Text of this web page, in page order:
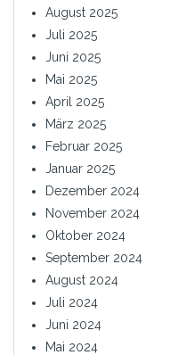
August 2025
Juli 2025
Juni 2025
Mai 2025
April 2025
März 2025
Februar 2025
Januar 2025
Dezember 2024
November 2024
Oktober 2024
September 2024
August 2024
Juli 2024
Juni 2024
Mai 2024